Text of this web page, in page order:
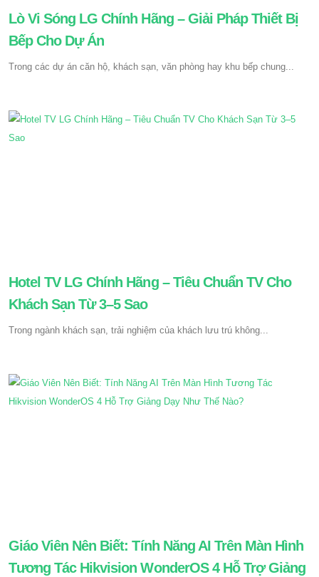
Lò Vi Sóng LG Chính Hãng – Giải Pháp Thiết Bị
Bếp Cho Dự Án
Trong các dự án căn hộ, khách sạn, văn phòng hay khu bếp chung...
Hotel TV LG Chính Hãng – Tiêu Chuẩn TV Cho
Khách Sạn Từ 3–5 Sao
Trong ngành khách sạn, trải nghiệm của khách lưu trú không...
Giáo Viên Nên Biết: Tính Năng AI Trên Màn Hình
Tương Tác Hikvision WonderOS 4 Hỗ Trợ Giảng